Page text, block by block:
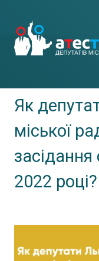
Як
міської
засідання
2022 році?